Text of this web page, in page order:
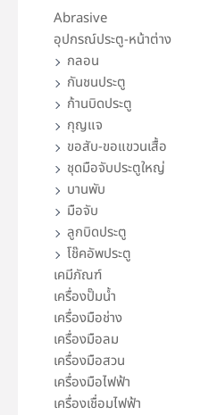
Abrasive
อุปกรณ์ประตู-หน้าต่าง
กลอน
กันชนประตู
ก้านบิดประตู
กุญแจ
ขอสับ-ขอแขวนเสื้อ
ชุดมือจับประตูใหญ่
บานพับ
มือจับ
ลูกบิดประตู
โช๊คอัพประตู
เคมีภัณฑ์
เครื่องปั๊มน้ำ
เครื่องมือช่าง
เครื่องมือลม
เครื่องมือสวน
เครื่องมือไฟฟ้า
เครื่องเชื่อมไฟฟ้า